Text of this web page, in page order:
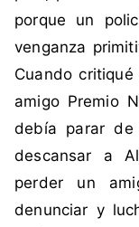
p
o
l
i
c
porque un
venganza
Cuando
amigo Premio
debía parar
descansar a
perder un
denunciar y